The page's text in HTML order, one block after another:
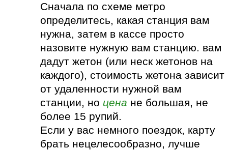
Сначала по схеме метро
определитесь, какая станция вам
нужна, затем в кассе просто
назовите нужную вам станцию. вам
дадут жетон (или неск жетонов на
каждого), стоимость жетона зависит
от удаленности нужной вам
станции, но цена не большая, не
более 15 рупий.
Если у вас немного поездок, карту
брать нецелесообразно, лучше